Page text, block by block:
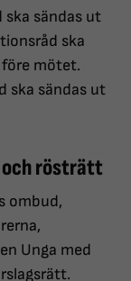
ska sändas ut
ska
före mötet.
ska sändas ut
rösträtt
ombud,
Unga med